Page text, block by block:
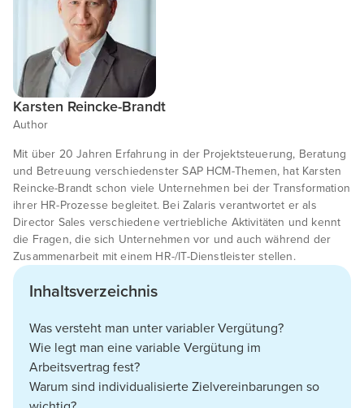
Karsten Reincke-Brandt
Author
Mit über 20 Jahren Erfahrung in der Projektsteuerung, Beratung
und Betreuung verschiedenster SAP HCM-Themen, hat Karsten
Reincke-Brandt schon viele Unternehmen bei der Transformation
ihrer HR-Prozesse begleitet. Bei Zalaris verantwortet er als
Director Sales verschiedene vertriebliche Aktivitäten und kennt
die Fragen, die sich Unternehmen vor und auch während der
Zusammenarbeit mit einem HR-/IT-Dienstleister stellen.
Inhaltsverzeichnis
Was versteht man unter variabler Vergütung?
Wie legt man eine variable Vergütung im
Arbeitsvertrag fest?
Warum sind individualisierte Zielvereinbarungen so